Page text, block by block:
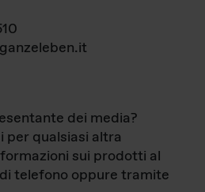
dei media?
qualsiasi altra
sui prodotti al
telefono oppure tramite